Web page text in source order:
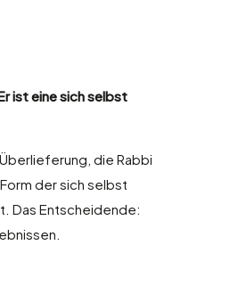
ist eine sich selbst
die Rabbi
der sich selbst
Das Entscheidende: